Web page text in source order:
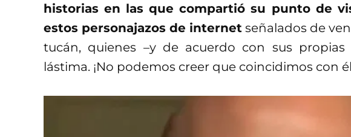
historias en las que compartió su punto de
estos personajazos de internet señalados de
tucán, quienes –y de acuerdo con sus
lástima. ¡No podemos creer que coincidimos con